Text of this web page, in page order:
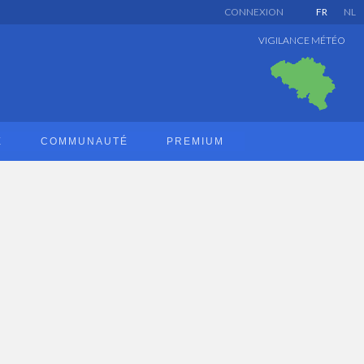
FR NL
CONNEXION
VIGILANCE MÉTÉO
COMMUNAUTÉ PREMIUM